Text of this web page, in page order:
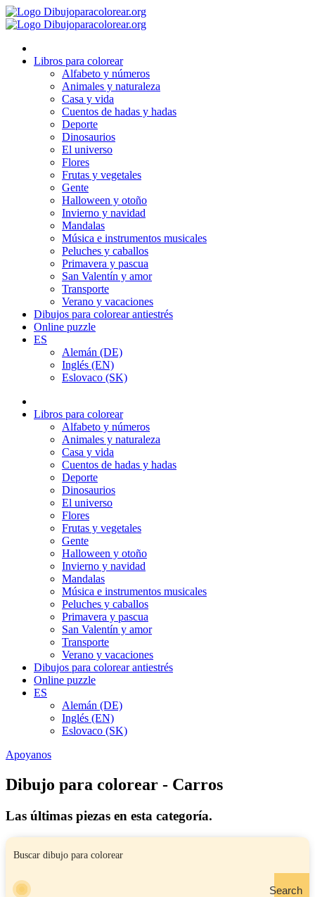
Ir
al
Libros para colorear
Alfabeto y números
Animales y naturaleza
Casa y vida
Cuentos de hadas y hadas
Deporte
Dinosaurios
El universo
Flores
Frutas y vegetales
Gente
Halloween y otoño
Invierno y navidad
Mandalas
Música e instrumentos musicales
Peluches y caballos
Primavera y pascua
San Valentín y amor
Transporte
Verano y vacaciones
Dibujos para colorear antiestrés
Online puzzle
ES
Alemán (DE)
Inglés (EN)
Eslovaco (SK)
Libros para colorear
Alfabeto y números
Animales y naturaleza
Casa y vida
Cuentos de hadas y hadas
Deporte
Dinosaurios
El universo
Flores
Frutas y vegetales
Gente
Halloween y otoño
Invierno y navidad
Mandalas
Música e instrumentos musicales
Peluches y caballos
Primavera y pascua
San Valentín y amor
Transporte
Verano y vacaciones
Dibujos para colorear antiestrés
Online puzzle
ES
Alemán (DE)
Inglés (EN)
Eslovaco (SK)
Apoyanos
Dibujo para colorear - Carros
Las últimas piezas en esta categoría.
Search